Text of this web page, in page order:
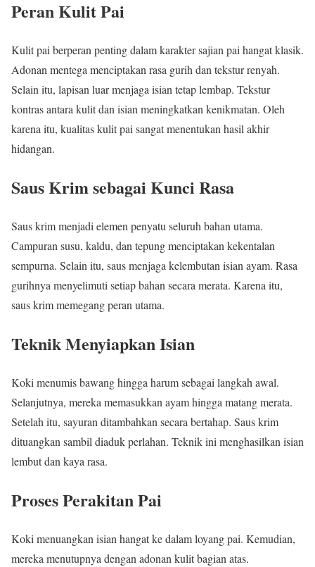
Peran Kulit Pai
Kulit pai berperan penting dalam karakter sajian pai hangat klasik.
Adonan mentega menciptakan rasa gurih dan tekstur renyah.
Selain itu, lapisan luar menjaga isian tetap lembap. Tekstur
kontras antara kulit dan isian meningkatkan kenikmatan. Oleh
karena itu, kualitas kulit pai sangat menentukan hasil akhir
hidangan.
Saus Krim sebagai Kunci Rasa
Saus krim menjadi elemen penyatu seluruh bahan utama.
Campuran susu, kaldu, dan tepung menciptakan kekentalan
sempurna. Selain itu, saus menjaga kelembutan isian ayam. Rasa
gurihnya menyelimuti setiap bahan secara merata. Karena itu,
saus krim memegang peran utama.
Teknik Menyiapkan Isian
Koki menumis bawang hingga harum sebagai langkah awal.
Selanjutnya, mereka memasukkan ayam hingga matang merata.
Setelah itu, sayuran ditambahkan secara bertahap. Saus krim
dituangkan sambil diaduk perlahan. Teknik ini menghasilkan isian
lembut dan kaya rasa.
Proses Perakitan Pai
Koki menuangkan isian hangat ke dalam loyang pai. Kemudian,
mereka menutupnya dengan adonan kulit bagian atas.